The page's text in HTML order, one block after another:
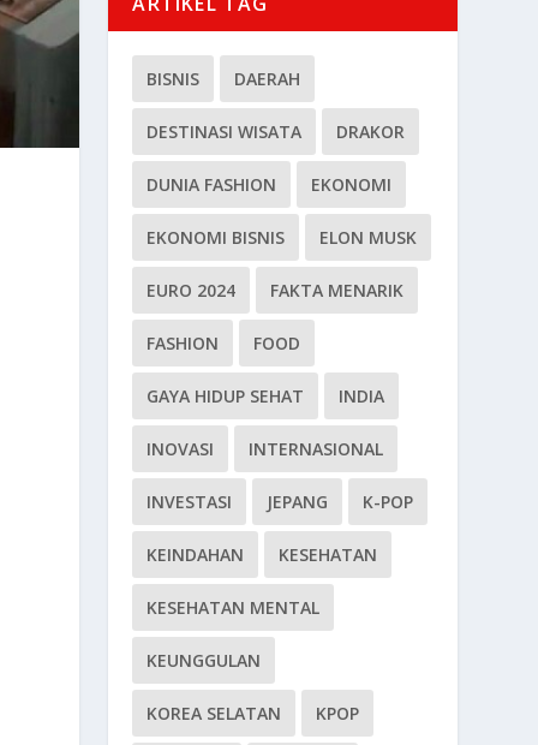
BISNIS DAERAH
DESTINASI WISATA DRAKOR
DUNIA FASHION EKONOMI
EKONOMI BISNIS ELON MUSK
EURO 2024 FAKTA MENARIK
FASHION FOOD
GAYA HIDUP SEHAT INDIA
INOVASI INTERNASIONAL
INVESTASI JEPANG K-POP
KEINDAHAN KESEHATAN
KESEHATAN MENTAL
KEUNGGULAN
KOREA SELATAN KPOP